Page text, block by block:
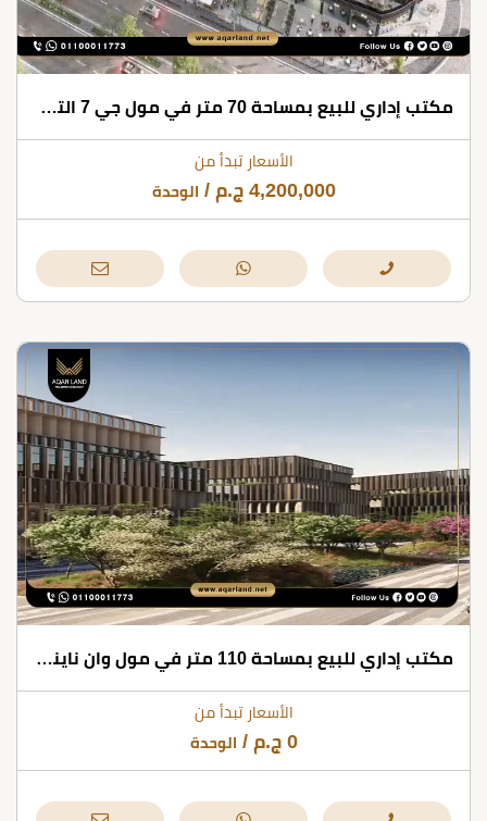
مكتب إداري للبيع بمساحة 70 متر في مول جي 7 التجمع الخامس
الأسعار تبدأ من
4,200,000 ج.م / الوحدة
مكتب إداري للبيع بمساحة 110 متر في مول وان ناينتي التجمع الخامس
الأسعار تبدأ من
0 ج.م / الوحدة